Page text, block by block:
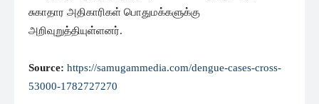
சுகாதார அதிகாரிகள் பொதுமக்களுக்கு
அறிவுறுத்தியுள்ளனர்.
Source: https://samugammedia.com/dengue-cases-cross-
53000-1782727270